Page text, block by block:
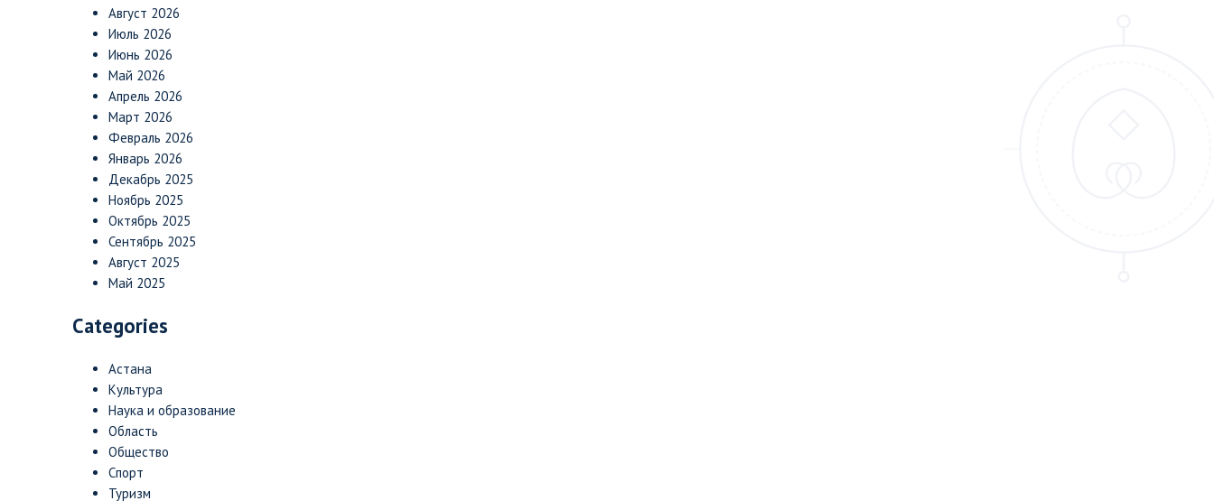
Август 2026
Июль 2026
Июнь 2026
Май 2026
Апрель 2026
Март 2026
Февраль 2026
Январь 2026
Декабрь 2025
Ноябрь 2025
Октябрь 2025
Сентябрь 2025
Август 2025
Май 2025
Categories
Астана
Культура
Наука и образование
Область
Общество
Спорт
Туризм